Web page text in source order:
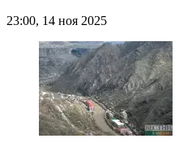
23:00, 14 ноя 2025